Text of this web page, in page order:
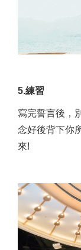
5.練習
寫完誓言後，
念好後背下你
來!